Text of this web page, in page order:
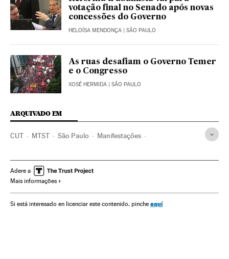
votação final no Senado após novas
concessões do Governo
HELOÍSA MENDONÇA | SÃO PAULO
As ruas desafiam o Governo Temer
e o Congresso
XOSÉ HERMIDA | SÃO PAULO
ARQUIVADO EM
CUT MTST São Paulo Manifestações
Estado São Paulo Protestos sociais
Sindicalismo Brasil Conflitos trabalhistas
Adere a
Mais informações
Si está interesado en licenciar este contenido, pinche aquí